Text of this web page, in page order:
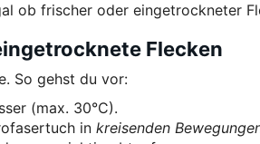
ob frischer oder eingetrockneter
Flecken
So gehst du vor:
(max. 30°C).
in kreisenden